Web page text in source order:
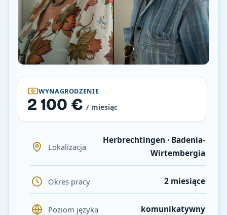
WYNAGRODZENIE
2 100 € / miesiąc
Lokalizacja
Herbrechtingen · Badenia-
Wirtembergia
Okres pracy 2 miesiące
Poziom języka komunikatywny